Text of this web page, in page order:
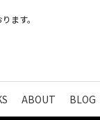
ます。
ABOUT BLOG